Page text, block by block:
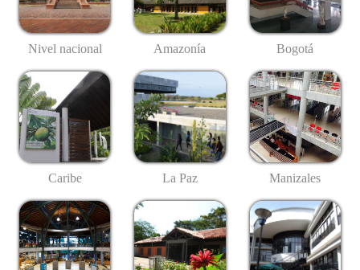
Nivel nacional Amazonía Bogotá
Caribe La Paz Manizales